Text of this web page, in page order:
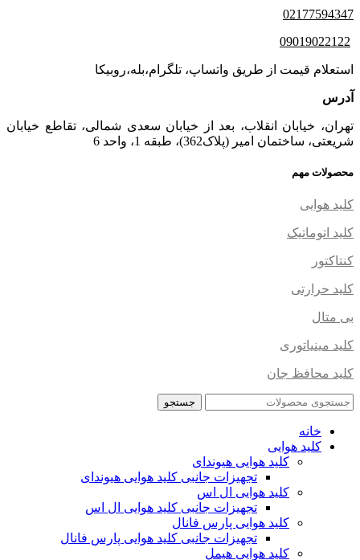
02177594347
09019022122
استعلام قیمت از طریق واتساپ، تلگرام،بله،روبیکا
آدرس
تهران، خیابان انقلاب، بعد از خیابان سعدی شمالی، تقاطع خیابان
شریعتی، ساختمان امیر (پلاک362)، طبقه 1، واحد 6
محصولات مهم
کلید هوایی
کلید اتوماتیک
کنتاکتور
کلید حرارتی
بی متال
کلید مینیاتوری
کلید محافظ جان
جستجو
خانه
کلید هوایی
کلید هوایی هیوندای
تجهیزات جانبی کلید هوایی هیوندای
کلید هوایی ال اس
تجهیزات جانبی کلید هوایی ال اس
کلید هوایی پارس فانال
تجهیزات جانبی کلید هوایی پارس فانال
کلید هوایی هیمل